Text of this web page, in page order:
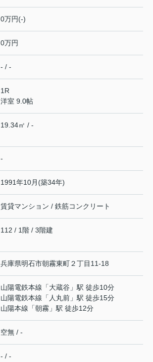
0万円(-)
0万円
- / -
1R
洋室 9.0帖
19.34㎡ / -
-
1991年10月(築34年)
賃貸マンション / 鉄筋コンクリート
112 / 1階 / 3階建
兵庫県明石市朝霧東町２丁目11-18
山陽電鉄本線 「大蔵谷 」駅 徒歩10分
山陽電鉄本線 「 人丸前 」駅 徒歩15分
山陽本線 「朝霧 」駅 徒歩12分
空無 / -
- / -